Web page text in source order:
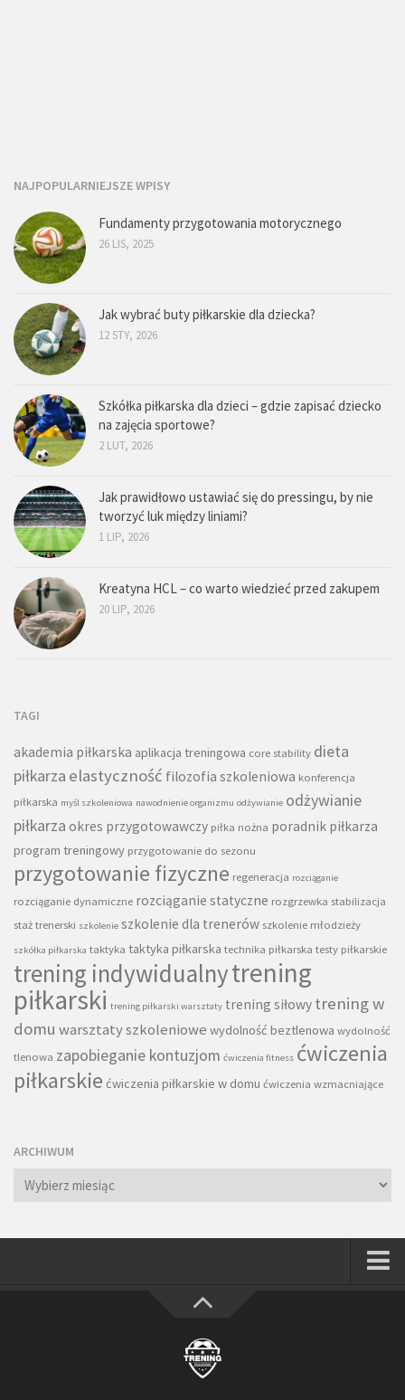
NAJPOPULARNIEJSZE WPISY
Fundamenty przygotowania motorycznego
26 LIS, 2025
Jak wybrać buty piłkarskie dla dziecka?
12 STY, 2026
Szkółka piłkarska dla dzieci – gdzie zapisać dziecko
na zajęcia sportowe?
2 LUT, 2026
Jak prawidłowo ustawiać się do pressingu, by nie
tworzyć luk między liniami?
1 LIP, 2026
Kreatyna HCL – co warto wiedzieć przed zakupem
20 LIP, 2026
TAGI
akademia piłkarska aplikacja treningowa core stability dieta
piłkarza elastyczność filozofia szkoleniowa konferencja
piłkarska myśl szkoleniowa nawodnienie organizmu odżywianie odżywianie
piłkarza okres przygotowawczy piłka nożna poradnik piłkarza
program treningowy przygotowanie do sezonu
przygotowanie fizyczne regeneracja rozciąganie
rozciąganie dynamiczne rozciąganie statyczne rozgrzewka stabilizacja
staż trenerski szkolenie szkolenie dla trenerów szkolenie młodzieży
szkółka piłkarska taktyka taktyka piłkarska technika piłkarska testy piłkarskie
trening indywidualnytrening
piłkarski trening piłkarski warsztaty trening siłowy trening w
domu warsztaty szkoleniowe wydolność beztlenowa wydolność
tlenowa zapobieganie kontuzjom ćwiczenia fitness ćwiczenia
piłkarskie ćwiczenia piłkarskie w domu ćwiczenia wzmacniające
ARCHIWUM
Archiwum